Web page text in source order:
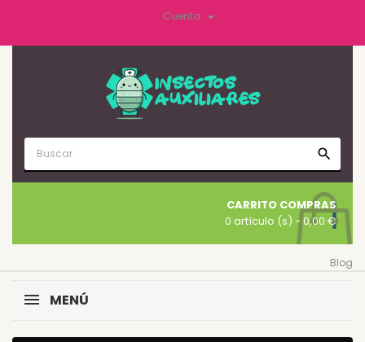
Cuenta 
search
CARRITO COMPRAS
0 artículo (s) - 0,00 €
Blog
MENÚ